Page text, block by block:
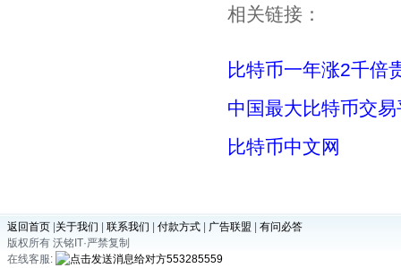
相关链接：
比特币一年涨2千倍
中国最大比特币交
比特币中文网
返回首页 关于我们 联系我们 付款方式 广告联盟
有问必答
版权所有 沃铭IT·严禁复制
在线客服:
553285559